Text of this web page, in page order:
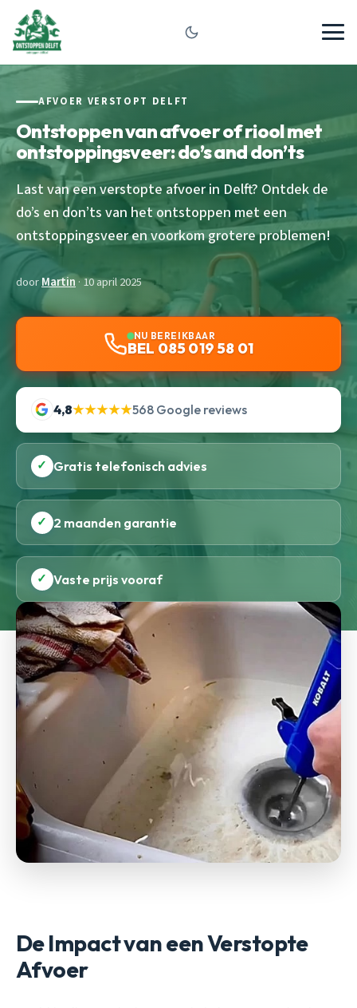
AFVOER VERSTOPT DELFT
Ontstoppen van afvoer of riool met
ontstoppingsveer: do’s and don’ts
Last van een verstopte afvoer in Delft? Ontdek de
do’s en don’ts van het ontstoppen met een
ontstoppingsveer en voorkom grotere problemen!
doorMartin· 10 april 2025
NU BEREIKBAAR
BEL 085 019 58 01
4,8★★★★★568 Google reviews
✓ Gratis telefonisch advies
✓ 2 maanden garantie
✓ Vaste prijs vooraf
De Impact van een Verstopte
Afvoer